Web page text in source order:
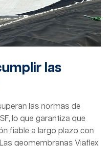
las
las normas de
lo que garantiza que
fiable a largo plazo con
geomembranas Viaflex